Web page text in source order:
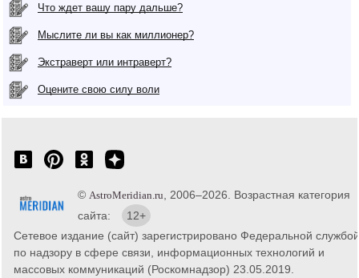
Что ждет вашу пару дальше?
Мыслите ли вы как миллионер?
Экстраверт или интраверт?
Оцените свою силу воли
© AstroMeridian.ru , 2006–2026. Возрастная категория
сайта:
12+
Сетевое издание (сайт) зарегистрировано Федеральной службой
по надзору в сфере связи, информационных технологий и
массовых коммуникаций (Роскомнадзор) 23.05.2019.